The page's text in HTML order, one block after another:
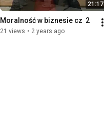
21:17
Moralność w biznesie cz  2
21 views • 2 years ago